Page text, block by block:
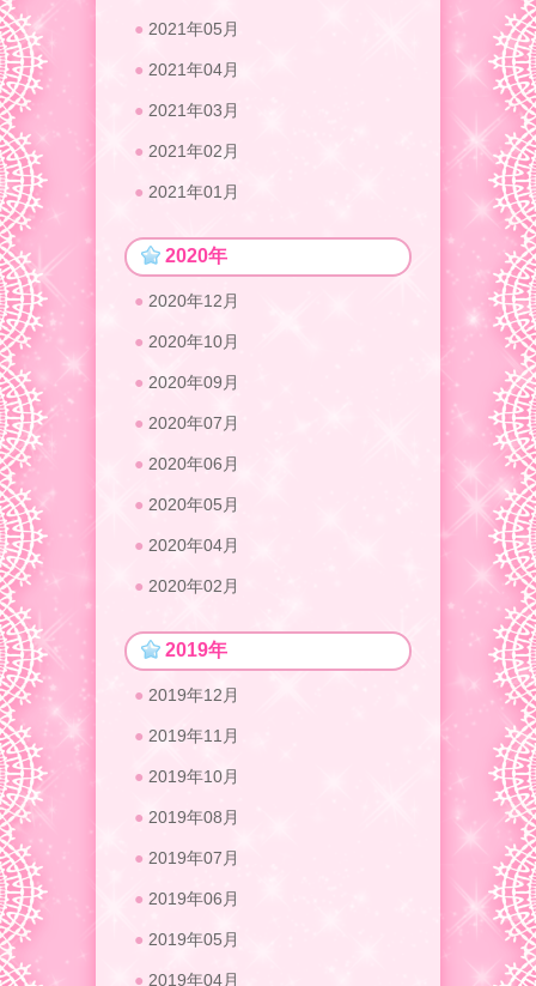
2021年05月
2021年04月
2021年03月
2021年02月
2021年01月
2020年
2020年12月
2020年10月
2020年09月
2020年07月
2020年06月
2020年05月
2020年04月
2020年02月
2019年
2019年12月
2019年11月
2019年10月
2019年08月
2019年07月
2019年06月
2019年05月
2019年04月